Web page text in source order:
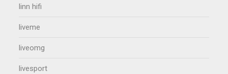
linn hifi
liveme
liveomg
livesport